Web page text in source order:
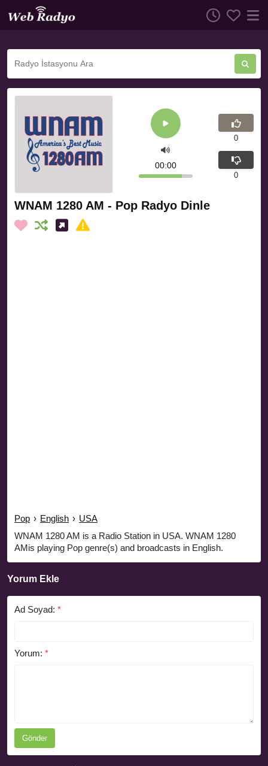
WNAM 1280 AM - Pop Radyo Dinle
Pop › English › USA
WNAM 1280 AM is a Radio Station in USA. WNAM 1280
AMis playing Pop genre(s) and broadcasts in English.
00:00
0
0
Yorum Ekle
Ad Soyad: *
Yorum: *
Gönder